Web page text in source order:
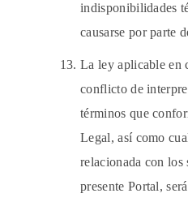
indisponibilidades
causarse por parte
La ley aplicable en
conflicto de
términos que
Legal, así como
relacionada con los
presente Portal,